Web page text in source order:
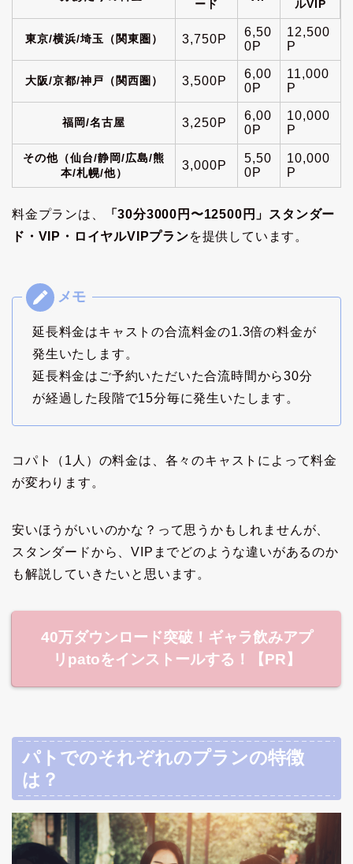
ード ルVIP
東京/横浜/埼玉（関東圏） 3,750P
6,50
0P
12,500
P
大阪/京都/神戸（関西圏） 3,500P
6,00
0P
11,000
P
福岡/名古屋 3,250P
6,00
0P
10,000
P
その他（仙台/静岡/広島/熊
本/札幌/他）
3,000P
5,50
0P
10,000
P
料金プランは、
「30分3000円〜12500円」スタンダー
ド・VIP・ロイヤルVIPプランを提供しています。
延長料金はキャストの合流料金の1.3倍の料金が
発生いたします。
延長料金はご予約いただいた合流時間から30分
が経過した段階で15分毎に発生いたします。
コパト（1人）の料金は、各々のキャストによって料金
が変わります。
安いほうがいいのかな？って思うかもしれませんが、
スタンダードから、VIPまでどのような違いがあるのか
も解説していきたいと思います。
40万ダウンロード突破！ギャラ飲みアプ
リpatoをインストールする！【PR】
パトでのそれぞれのプランの特徴
は？